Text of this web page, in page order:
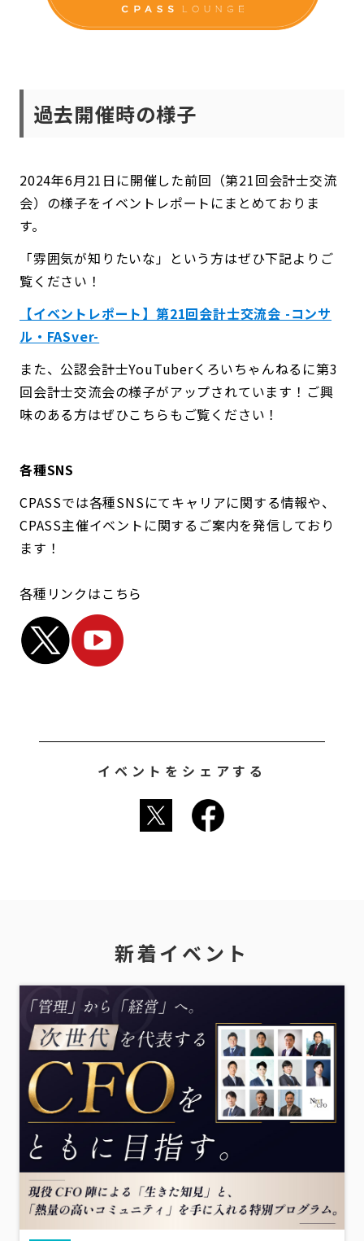
過去開催時の様子
2024年6月21日に開催した前回（第21回会計士交流
会）の様子をイベントレポートにまとめておりま
す。
「雰囲気が知りたいな」という方はぜひ下記よりご
覧ください！
【イベントレポート】第21回会計士交流会 -コンサ
ル・FASver-
また、公認会計士YouTuberくろいちゃんねるに第3
回会計士交流会の様子がアップされています！ご興
味のある方はぜひこちらもご覧ください！
各種SNS
CPASSでは各種SNSにてキャリアに関する情報や、
CPASS主催イベントに関するご案内を発信しており
ます！
各種リンクはこちら
イベントをシェアする
新着イベント